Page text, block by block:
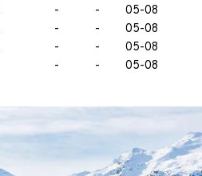
- -
05-08
- -
05-08
- -
05-08
- - 05-08